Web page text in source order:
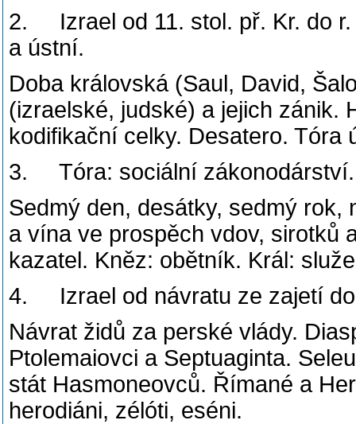
2. Izrael od 11. stol. př. Kr. do r.
a ústní.
Doba královská (Saul, David,
(izraelské, judské) a jejich zánik.
kodifikační celky. Desatero. Tóra
3. Tóra: sociální zákonodárství.
Sedmý den, desátky, sedmý rok,
a vína ve prospěch vdov, sirotků
kazatel. Kněz: obětník. Král:
4. Izrael od návratu ze zajetí
Návrat židů za perské vlády.
Ptolemaiovci a Septuaginta.
stát Hasmoneovců. Římané a
herodiáni, zélóti, eséni.